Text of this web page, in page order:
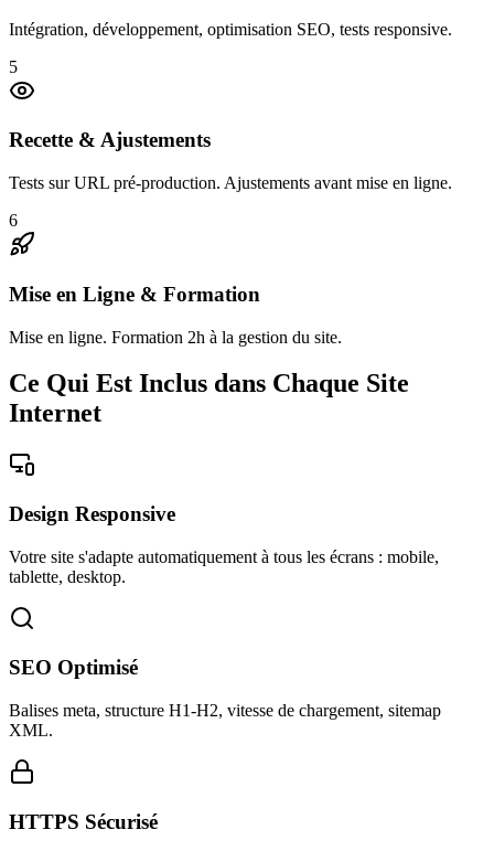
Intégration, développement, optimisation SEO, tests responsive.
5
Recette & Ajustements
Tests sur URL pré-production. Ajustements avant mise en ligne.
6
Mise en Ligne & Formation
Mise en ligne. Formation 2h à la gestion du site.
Ce Qui Est Inclus dans Chaque Site
Internet
Design Responsive
Votre site s'adapte automatiquement à tous les écrans : mobile,
tablette, desktop.
SEO Optimisé
Balises meta, structure H1-H2, vitesse de chargement, sitemap
XML.
HTTPS Sécurisé